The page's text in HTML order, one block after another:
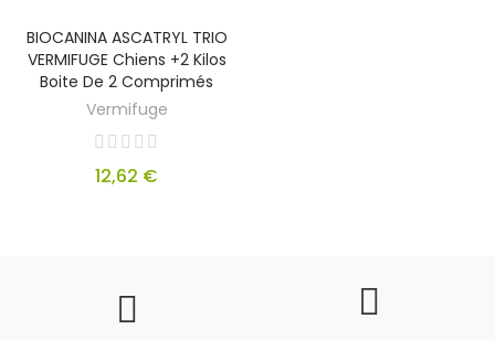
BIOCANINA ASCATRYL TRIO
VERMIFUGE Chiens +2 Kilos
Boite De 2 Comprimés
Vermifuge
12,62 €